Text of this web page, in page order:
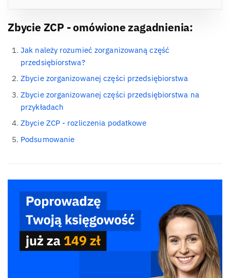
Zbycie ZCP - omówione zagadnienia:
Jak należy rozumieć zorganizowaną część
przedsiębiorstwa?
Zbycie zorganizowanej części przedsiębiorstwa
Zbycie zorganizowanej części przedsiębiorstwa na
przykładach
Zbycie ZCP - rozliczenia podatkowe
Podsumowanie